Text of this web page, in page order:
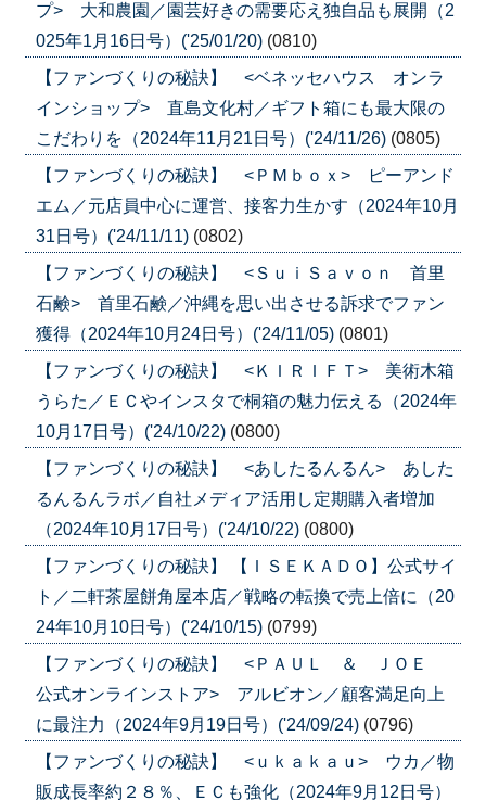
プ> 大和農園／園芸好きの需要応え独自品も展開（2
025年1月16日号）('25/01/20) (0810)
【ファンづくりの秘訣】 <ベネッセハウス オンラ
インショップ> 直島文化村／ギフト箱にも最大限の
こだわりを（2024年11月21日号）('24/11/26) (0805)
【ファンづくりの秘訣】 <ＰＭｂｏｘ> ピーアンド
エム／元店員中心に運営、接客力生かす（2024年10月
31日号）('24/11/11) (0802)
【ファンづくりの秘訣】 <ＳｕｉＳａｖｏｎ 首里
石鹸> 首里石鹸／沖縄を思い出させる訴求でファン
獲得（2024年10月24日号）('24/11/05) (0801)
【ファンづくりの秘訣】 <ＫＩＲＩＦＴ> 美術木箱
うらた／ＥＣやインスタで桐箱の魅力伝える（2024年
10月17日号）('24/10/22) (0800)
【ファンづくりの秘訣】 <あしたるんるん> あした
るんるんラボ／自社メディア活用し定期購入者増加
（2024年10月17日号）('24/10/22) (0800)
【ファンづくりの秘訣】 【ＩＳＥＫＡＤＯ】公式サイ
ト／二軒茶屋餅角屋本店／戦略の転換で売上倍に（20
24年10月10日号）('24/10/15) (0799)
【ファンづくりの秘訣】 <ＰＡＵＬ ＆ ＪＯＥ
公式オンラインストア> アルビオン／顧客満足向上
に最注力（2024年9月19日号）('24/09/24) (0796)
【ファンづくりの秘訣】 <ｕｋａｋａｕ> ウカ／物
販成長率約２８％、ＥＣも強化（2024年9月12日号）